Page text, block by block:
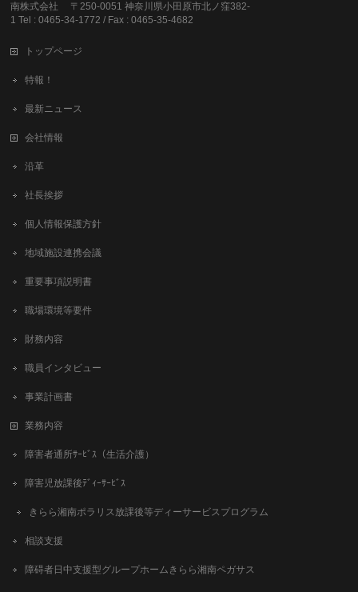
南株式会社 〒250-0051 神奈川県小田原市北ノ窪382-
1 Tel : 0465-34-1772 / Fax : 0465-35-4682
トップページ
特報！
最新ニュース
会社情報
沿革
社長挨拶
個人情報保護方針
地域施設連携会議
重要事項説明書
職場環境等要件
財務内容
職員インタビュー
事業計画書
業務内容
障害者通所ｻｰﾋﾞｽ（生活介護）
障害児放課後ﾃﾞｨｰｻｰﾋﾞｽ
きらら湘南ポラリス放課後等ディーサービスプログラム
相談支援
障碍者日中支援型グループホームきらら湘南ペガサス